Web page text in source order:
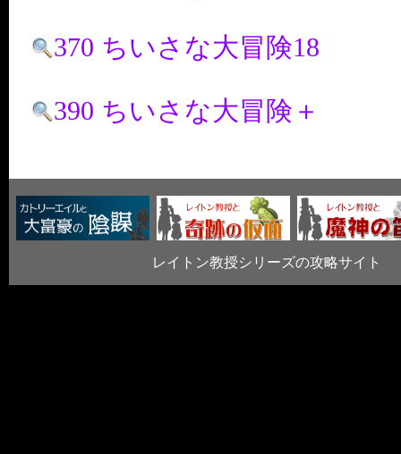
370 ちいさな大冒険18
390 ちいさな大冒険＋
レイトン教授シリーズの攻略サイト